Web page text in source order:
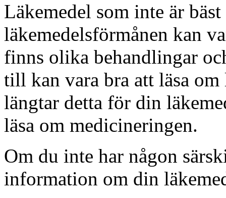
Läkemedel som inte är
läkemedelsförmånen kan
finns olika behandlingar
till kan vara bra att läsa
längtar detta för din
läsa om medicineringen.
Om du inte har någon
information om din